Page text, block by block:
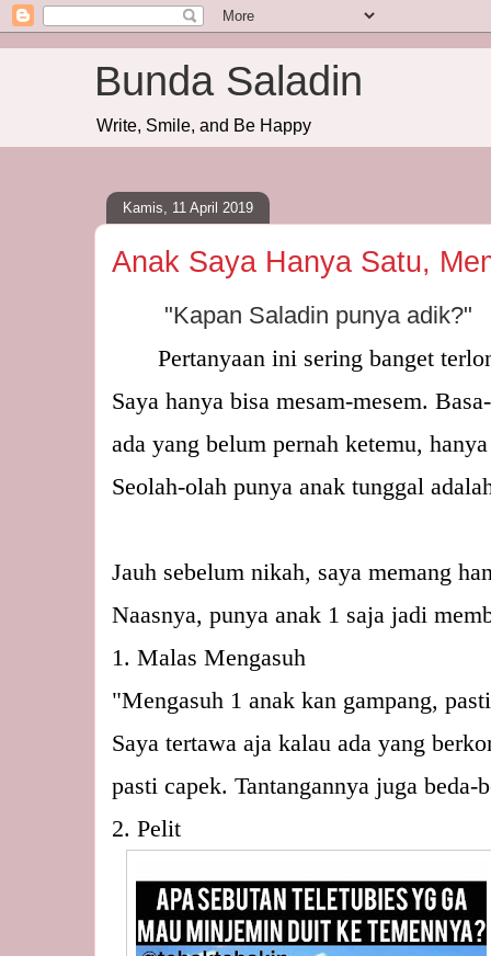
Bunda Saladin
Write, Smile, and Be Happy
Kamis, 11 April 2019
Anak Saya Hanya Satu,
        "Kapan Saladin punya adik?"
Pertanyaan ini sering banget
Saya hanya bisa mesam-mesem.
ada yang belum pernah ketemu,
Seolah-olah punya anak tunggal
Jauh sebelum nikah, saya memang
Naasnya, punya anak 1 saja jadi
1. Malas Mengasuh
"Mengasuh 1 anak kan gampang,
Saya tertawa aja kalau ada yang
pasti capek. Tantangannya juga beda-
2. Pelit